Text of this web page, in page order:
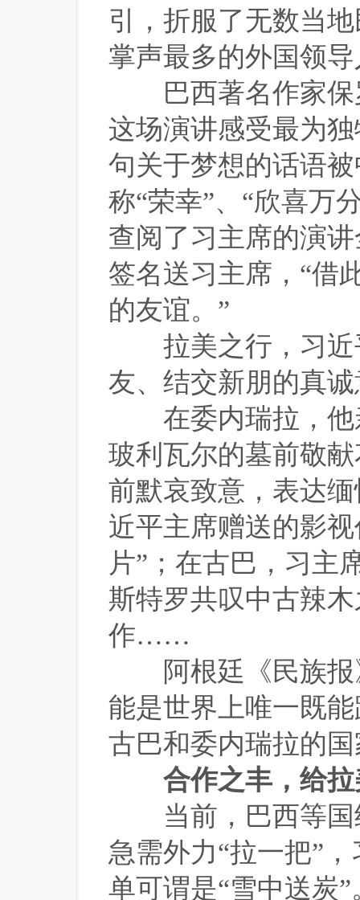
引，折服了无数当
掌声最多的外国领导
巴西著名作家保
这场演讲感受最为
句关于梦想的话语
称“荣幸”、“欣喜万
查阅了习主席的演
签名送习主席，“借
的友谊。”
拉美之行，习近
友、结交新朋的真
在委内瑞拉，他
玻利瓦尔的墓前敬
前默哀致意，表达
近平主席赠送的影
片”；在古巴，习主
斯特罗共叹中古辣
作……
阿根廷《民族报
能是世界上唯一既
古巴和委内瑞拉的
合作之丰，给
当前，巴西等国
急需外力“拉一把”
单可谓是“雪中送炭”